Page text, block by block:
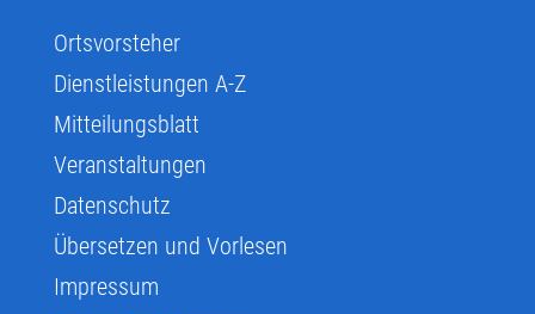
Ortsvorsteher
Dienstleistungen A-Z
Mitteilungsblatt
Veranstaltungen
Datenschutz
Übersetzen und Vorlesen
Impressum